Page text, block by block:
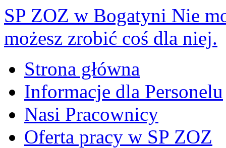
SP ZOZ w Bogatyni Nie
możesz zrobić coś dla niej.
Strona główna
Informacje dla Personelu
Nasi Pracownicy
Oferta pracy w SP ZOZ